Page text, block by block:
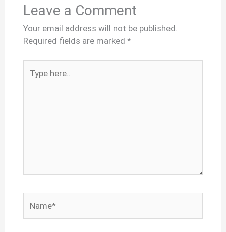
Leave a Comment
Your email address will not be published.
Required fields are marked *
here..